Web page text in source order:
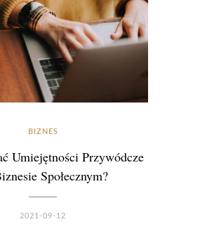
BIZNES
Umiejętności Przywódcze
Społecznym?
2021-09-12